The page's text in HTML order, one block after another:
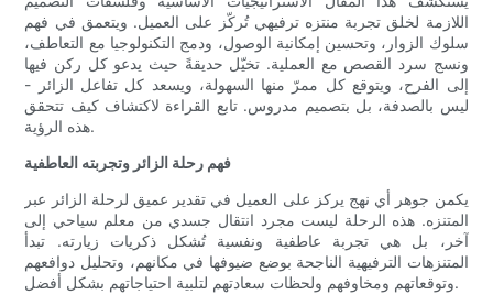
اللازمة لخلق تجربة منتزه ترفيهي تُركّز على العميل. ويتعمق في فهم
سلوك الزوار، وتحسين إمكانية الوصول، ودمج التكنولوجيا مع التعاطف،
ونسج سرد القصص مع العملية. تخيّل حديقةً حيث يدعو كل ركن فيها
إلى الفرح، ويتوقع كل ممرّ منها السهولة، ويسعد كل تفاعل الزائر -
ليس بالصدفة، بل بتصميم مدروس. تابع القراءة لاكتشاف كيف تتحقق
هذه الرؤية.
فهم رحلة الزائر وتجربته العاطفية
يكمن جوهر أي نهج يركز على العميل في تقدير عميق لرحلة الزائر عبر
المتنزه. هذه الرحلة ليست مجرد انتقال جسدي من معلم سياحي إلى
آخر، بل هي تجربة عاطفية ونفسية تُشكل ذكريات زيارته. تبدأ
المتنزهات الترفيهية الناجحة بوضع ضيوفها في مكانهم، وتحليل دوافعهم
وتوقعاتهم ومخاوفهم ولحظات سعادتهم لتلبية احتياجاتهم بشكل أفضل.